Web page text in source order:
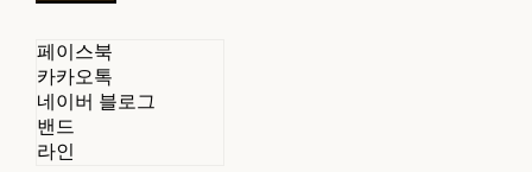
페이스북
카카오톡
네이버 블로그
밴드
라인